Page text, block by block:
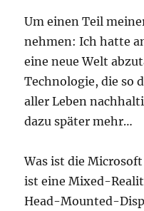
Um einen Teil
nehmen: Ich hatte
eine neue Welt
Technologie, die so
aller Leben
dazu später mehr…
Was ist die
ist eine Mixed-
Head-Mounted-